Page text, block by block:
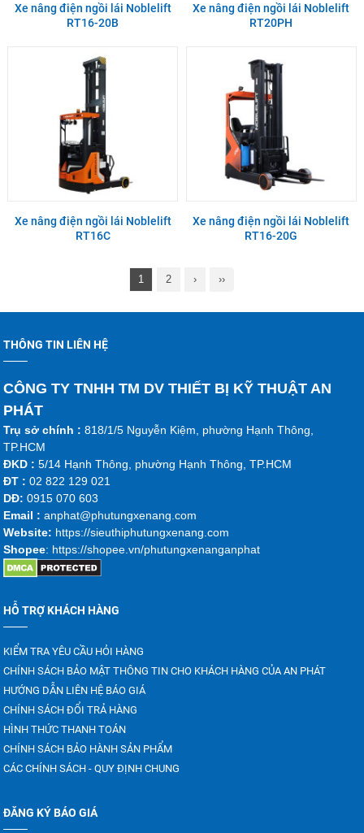
Xe nâng điện ngồi lái Noblelift
RT16-20B
Xe nâng điện ngồi lái Noblelift
RT20PH
Xe nâng điện ngồi lái Noblelift
RT16C
Xe nâng điện ngồi lái Noblelift
RT16-20G
1 2 › ››
THÔNG TIN LIÊN HỆ
CÔNG TY TNHH TM DV THIẾT BỊ KỸ THUẬT AN
PHÁT
Trụ sở chính : 818/1/5 Nguyễn Kiệm, phường Hạnh Thông,
TP.HCM
ĐKD :5/14 Hạnh Thông, phường Hạnh Thông, TP.HCM
ĐT : 02 822 129 021
DĐ:0915 070 603
Email :anphat@phutungxenang.com
Website: https://sieuthiphutungxenang.com
Shopee: https://shopee.vn/phutungxenanganphat
HỖ TRỢ KHÁCH HÀNG
KIỂM TRA YÊU CẦU HỎI HÀNG
CHÍNH SÁCH BẢO MẬT THÔNG TIN CHO KHÁCH HÀNG CỦA AN PHÁT
HƯỚNG DẪN LIÊN HỆ BÁO GIÁ
CHÍNH SÁCH ĐỔI TRẢ HÀNG
HÌNH THỨC THANH TOÁN
CHÍNH SÁCH BẢO HÀNH SẢN PHẨM
CÁC CHÍNH SÁCH - QUY ĐỊNH CHUNG
ĐĂNG KÝ BÁO GIÁ